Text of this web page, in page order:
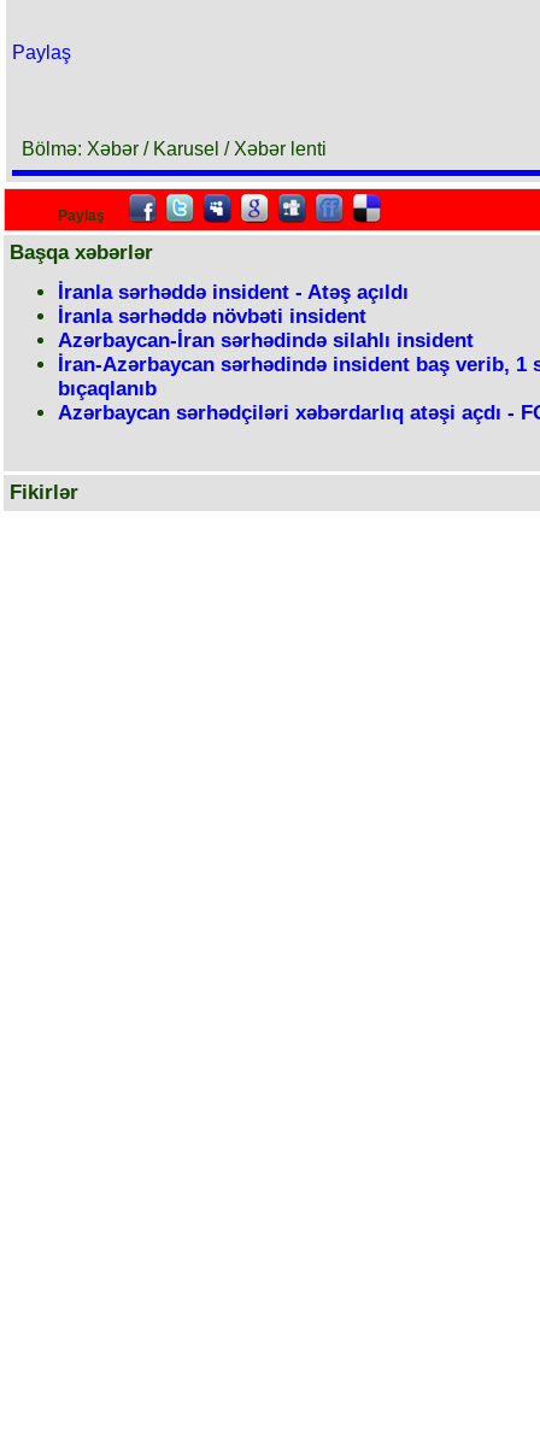
Paylaş
Bölmə: Xəbər / Karusel / Xəbər lenti
Paylaş
Başqa xəbərlər
İranla sərhəddə insident - Atəş açıldı
İranla sərhəddə növbəti insident
Azərbaycan-İran sərhədində silahlı insident
İran-Azərbaycan sərhədində insident baş verib, 1
bıçaqlanıb
Azərbaycan sərhədçiləri xəbərdarlıq atəşi açdı -
Fikirlər